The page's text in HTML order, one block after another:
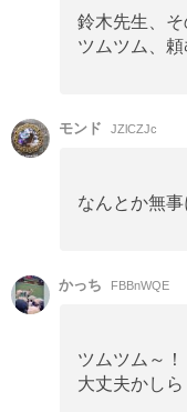
鈴木先生、
ツムツム、頼
モンド JZlCZJc
なんとか無
かっち FBBnWQE
ツムツム～！
大丈夫かしら